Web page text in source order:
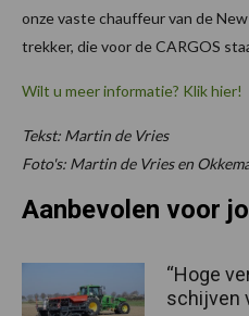
onze vaste chauffeur van de
trekker, die voor de CARGOS
Wilt u meer informatie? Klik hier!
Tekst: Martin de Vries
Foto's: Martin de Vries en
Aanbevolen voor
“Hoge
schijven